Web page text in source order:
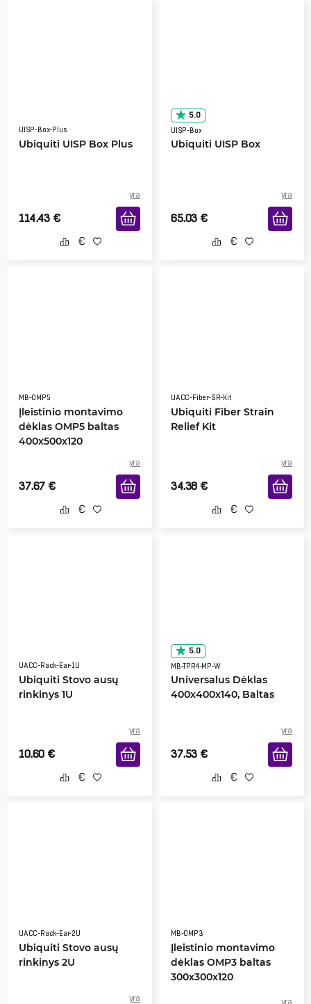
UISP-Box-Plus
Ubiquiti UISP Box Plus
yra
114.43 €
5.0
UISP-Box
Ubiquiti UISP Box
yra
65.03 €
MB-OMP5
Įleistinio montavimo
dėklas OMP5 baltas
400x500x120
yra
37.67 €
UACC-Fiber-SR-Kit
Ubiquiti Fiber Strain
Relief Kit
yra
34.38 €
UACC-Rack-Ear-1U
Ubiquiti Stovo ausų
rinkinys 1U
yra
10.60 €
5.0
MB-TPR4-MP-W
Universalus Dėklas
400x400x140, Baltas
yra
37.53 €
UACC-Rack-Ear-2U
Ubiquiti Stovo ausų
rinkinys 2U
yra
MB-OMP3
Įleistinio montavimo
dėklas OMP3 baltas
300x300x120
yra